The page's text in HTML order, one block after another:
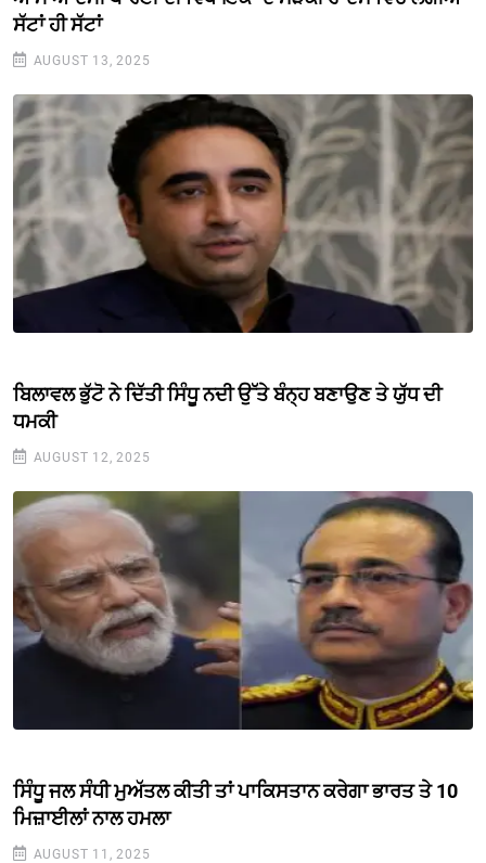
ਸੱਟਾਂ ਹੀ ਸੱਟਾਂ
AUGUST 13, 2025
ਬਿਲਾਵਲ ਭੁੱਟੋ ਨੇ ਦਿੱਤੀ ਸਿੰਧੂ ਨਦੀ ਉੱਤੇ ਬੰਨ੍ਹ ਬਣਾਉਣ ਤੇ ਯੁੱਧ ਦੀ
ਧਮਕੀ
AUGUST 12, 2025
ਸਿੰਧੂ ਜਲ ਸੰਧੀ ਮੁਅੱਤਲ ਕੀਤੀ ਤਾਂ ਪਾਕਿਸਤਾਨ ਕਰੇਗਾ ਭਾਰਤ ਤੇ 10
ਮਿਜ਼ਾਈਲਾਂ ਨਾਲ ਹਮਲਾ
AUGUST 11, 2025